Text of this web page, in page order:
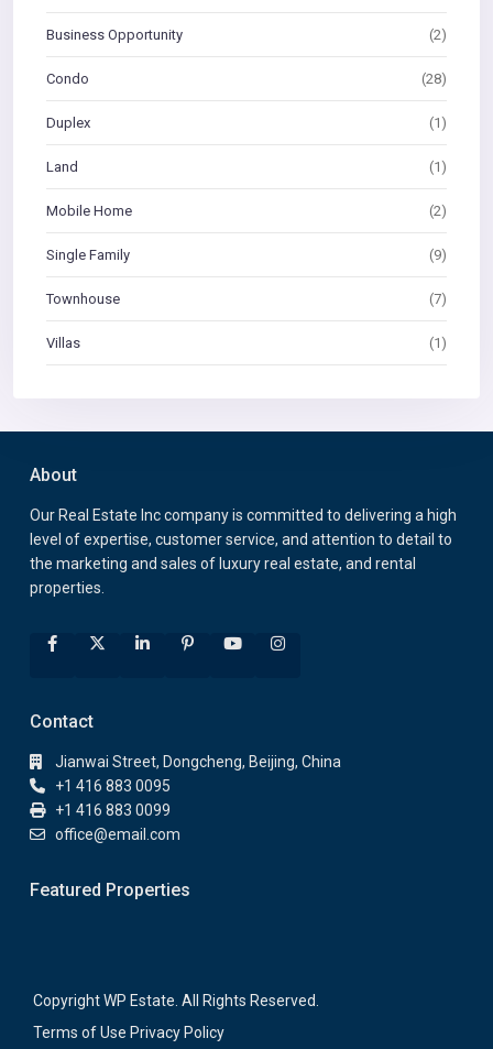
Business Opportunity (2)
Condo (28)
Duplex (1)
Land (1)
Mobile Home (2)
Single Family (9)
Townhouse (7)
Villas (1)
About
Our Real Estate Inc company is committed to delivering a high
level of expertise, customer service, and attention to detail to
the marketing and sales of luxury real estate, and rental
properties.
Contact
Jianwai Street, Dongcheng, Beijing, China
+1 416 883 0095
+1 416 883 0099
office@email.com
Featured Properties
Copyright WP Estate. All Rights Reserved.
Terms of Use Privacy Policy